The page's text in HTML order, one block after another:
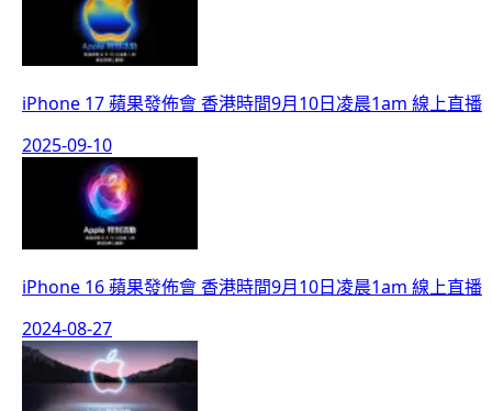
iPhone 17 蘋果發佈會 香港時間9月10日凌晨1am 線上直播
2025-09-10
iPhone 16 蘋果發佈會 香港時間9月10日凌晨1am 線上直播
2024-08-27